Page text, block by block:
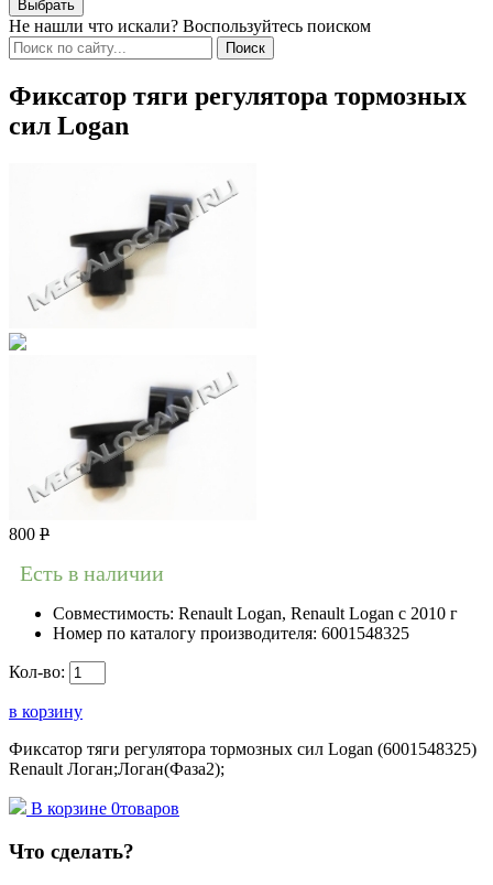
Не нашли что искали? Воспользуйтесь поиском
Фиксатор тяги регулятора тормозных
сил Logan
800 Р
Есть в наличии
Совместимость: Renault Logan, Renault Logan c 2010 г
Номер по каталогу производителя: 6001548325
Кол-во:
в корзину
Фиксатор тяги регулятора тормозных сил Logan (6001548325)
Renault Логан;Логан(Фаза2);
В корзине 0товаров
Что сделать?